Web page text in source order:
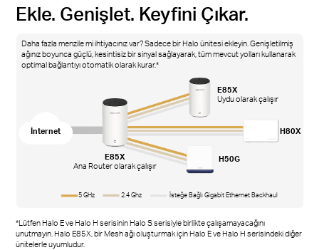
Ekle. Genişlet. Keyfini Çıkar.
Daha fazla menzile mi ihtiyacınız var? Sadece bir Halo ünitesi ekleyin. Genişletilmiş
ağınız boyunca güçlü, kesintisiz bir sinyal sağlayarak, tüm mevcut yolları kullanarak
optimal bağlantıyı otomatik olarak kurar.*
İnternet
E85X
Ana Router olarak çalışır
E85X
Uydu olarak çalışır
H50G
H80X
5 GHz 2.4 Ghz İsteğe Bağlı Gigabit Ethernet Backhaul
*Lütfen Halo E ve Halo H serisinin Halo S serisiyle birlikte çalışamayacağını
unutmayın. Halo E85X, bir Mesh ağı oluşturmak için Halo E ve Halo H serisindeki diğer
ünitelerle uyumludur.